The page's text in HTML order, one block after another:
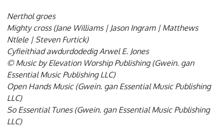
Nerthol groes
Mighty cross (Jane Williams | Jason Ingram | Matthews
Ntlele | Steven Furtick)
Cyfieithiad awdurdodedig Arwel E. Jones
© Music by Elevation Worship Publishing (Gwein. gan
Essential Music Publishing LLC)
Open Hands Music (Gwein. gan Essential Music Publishing
LLC)
So Essential Tunes (Gwein. gan Essential Music Publishing
LLC)